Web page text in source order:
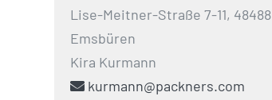
Lise-Meitner-Straße 7-11, 48488
Emsbüren
Kira Kurmann
kurmann@packners.com